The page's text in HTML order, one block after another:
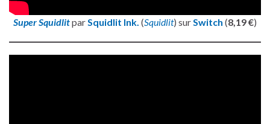
Super Squidlitpar Squidlit Ink. (Squidlit) sur Switch (8,19 €)